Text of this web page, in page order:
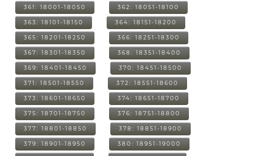
361: 18001-18050 362: 18051-18100
363: 18101-18150 364: 18151-18200
365: 18201-18250 366: 18251-18300
367: 18301-18350 368: 18351-18400
369: 18401-18450 370: 18451-18500
371: 18501-18550 372: 18551-18600
373: 18601-18650 374: 18651-18700
375: 18701-18750 376: 18751-18800
377: 18801-18850 378: 18851-18900
379: 18901-18950 380: 18951-19000